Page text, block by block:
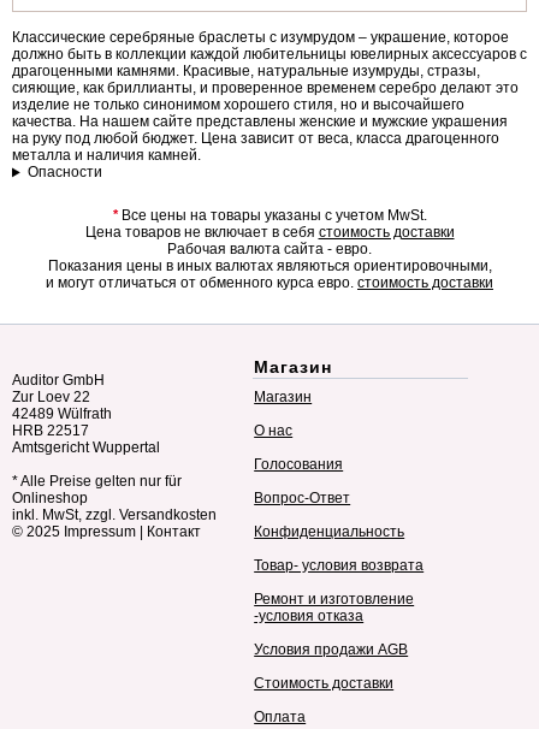
Классические серебряные браслеты с изумрудом – украшение, которое
должно быть в коллекции каждой любительницы ювелирных аксессуаров с
драгоценными камнями. Красивые, натуральные изумруды, стразы,
сияющие, как бриллианты, и проверенное временем серебро делают это
изделие не только синонимом хорошего стиля, но и высочайшего
качества. На нашем сайте представлены женские и мужские украшения
на руку под любой бюджет. Цена зависит от веса, класса драгоценного
металла и наличия камней.
Опасности
*Все цены на товары указаны с учетом MwSt.
Цена товаров не включает в себя стоимость доставки
Рабочая валюта сайта - евро.
Показания цены в иных валютах являються ориентировочными,
и могут отличаться от обменного курса евро. стоимость доставки
Auditor GmbH
Zur Loev 22
42489 Wülfrath
HRB 22517
Amtsgericht Wuppertal
* Alle Preise gelten nur für
Onlineshop
inkl. MwSt, zzgl. Versandkosten
© 2025 Impressum Контакт
Магазин
Магазин
О нас
Голосования
Вопрос-Ответ
Конфиденциальность
Товар- условия возврата
Ремонт и изготовление
-условия отказа
Условия продажи AGB
Стоимость доставки
Оплата